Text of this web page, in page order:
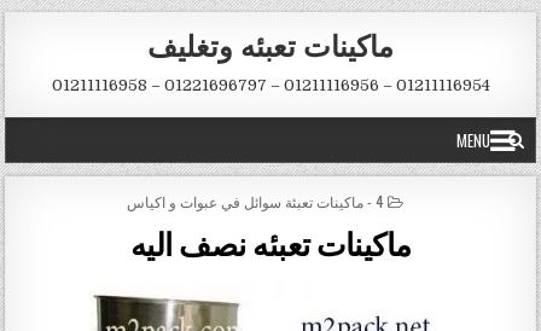
Skip to content
ماكينات تعبئه وتغليف
01211116954 – 01211116956 – 01221696797 – 01211116958
MENU
POSTED IN
4 - ماكينات تعبئة سوائل في عبوات و اكياس
ماكينات تعبئه نصف اليه